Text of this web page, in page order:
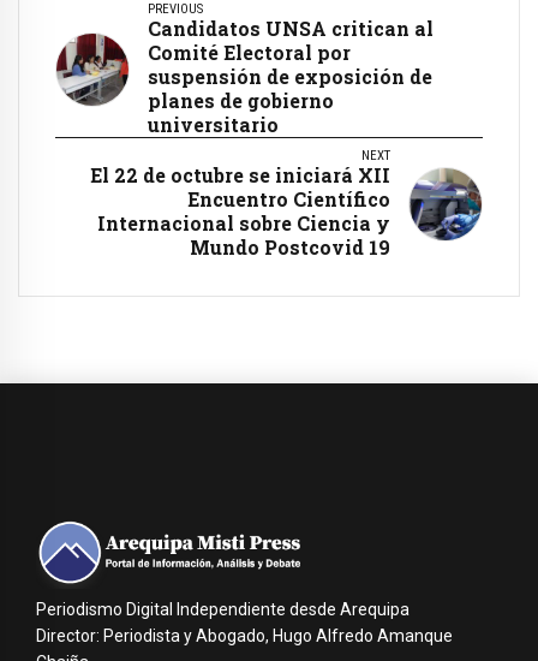
PREVIOUS
Candidatos UNSA critican al
Comité Electoral por
suspensión de exposición de
planes de gobierno
universitario
NEXT
El 22 de octubre se iniciará XII
Encuentro Científico
Internacional sobre Ciencia y
Mundo Postcovid 19
Periodismo Digital Independiente desde Arequipa
Director: Periodista y Abogado, Hugo Alfredo Amanque